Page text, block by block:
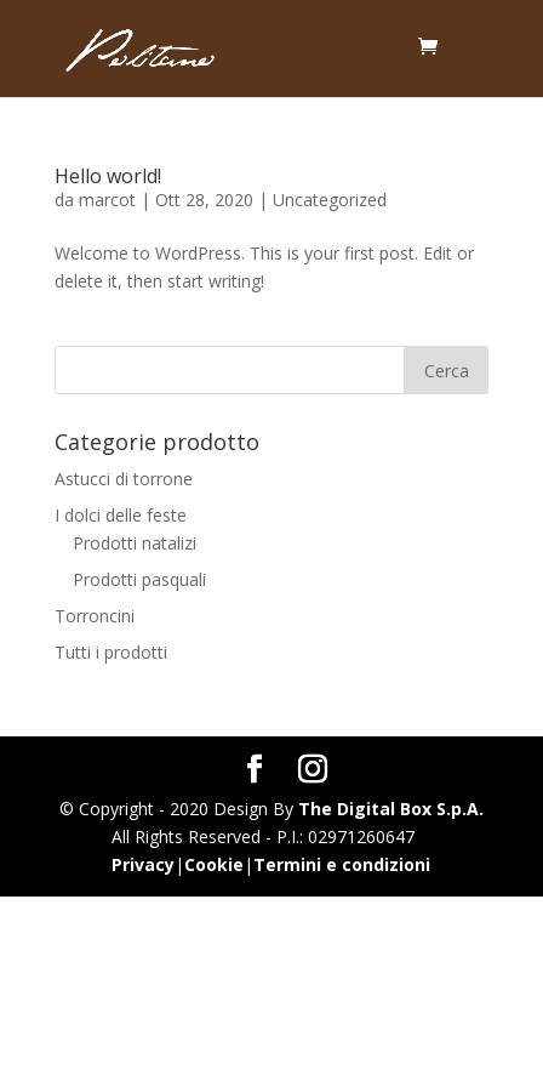
Hello world!
da marcot| Ott 28, 2020 | Uncategorized
Welcome to WordPress. This is your first post. Edit or
delete it, then start writing!
Categorie prodotto
Astucci di torrone
I dolci delle feste
Prodotti natalizi
Prodotti pasquali
Torroncini
Tutti i prodotti
© Copyright - 2020 Design By The Digital Box S.p.A.
All Rights Reserved - P.I.: 02971260647
Privacy| Cookie | Termini e condizioni